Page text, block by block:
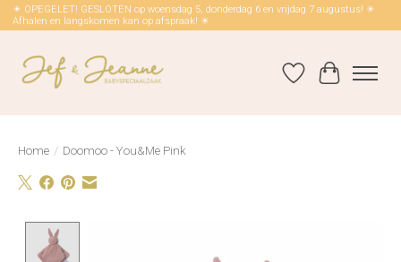
☀ OPEGELET! GESLOTEN op woensdag 5, donderdag 6 en vrijdag 7 augustus! ☀
Afhalen en langskomen kan op afspraak! ☀
Verlanglijst
Home / Doomoo - You&Me Pink